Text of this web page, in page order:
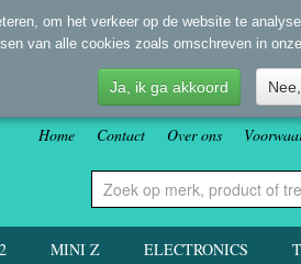
Home Contact Over ons
MINI Z ELECTRONICS
om het verkeer op de website te
van alle cookies zoals omschreven in
Ja, ik ga akkoord